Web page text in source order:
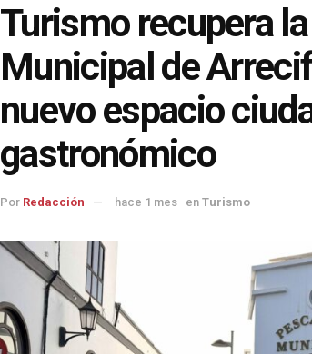
Turismo recupera
Municipal de
nuevo espacio
gastronómico
Por Redacción hace 1 mes en Turismo